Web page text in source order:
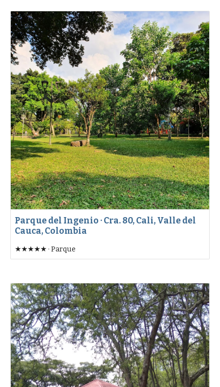
Parque del Ingenio · Cra. 80, Cali, Valle del
Cauca, Colombia
★★★★★ · Parque